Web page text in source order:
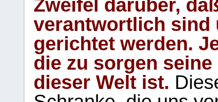
Zweifel darüber,
verantwortlich sind
gerichtet werden.
die zu sorgen
dieser Welt ist.